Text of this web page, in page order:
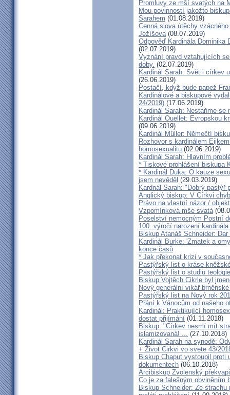
Promluvy ze mší svatých na
Mou povinností jakožto
Sarahem (01.08.2019)
Cenná slova útěchy
Ježíšova(08.07.2019)
Odpověď Kardinála Dominika
(02.07.2019)
Vyznání pravd vztahujících
doby. (02.07.2019)
Kardinál Sarah: Svět i církev
(26.06.2019)
Postačí, když bude papež
Kardinálové a biskupové
24/2019) (17.06.2019)
Kardinál Sarah: Nestaňme
Kardinál Ouellet: Evropskou
(09.06.2019)
Kardinál Müller: Němečtí
Rozhovor s kardinálem
homosexualitu (02.06.2019)
Kardinál Sarah: Hlavním
* Tiskové prohlášení biskupa
* Kardinál Duka: O kauze
jsem nevěděl (29.03.2019)
Kardnál Sarah: "Dobrý
Anglický biskup: V Církvi
Právo na vlastní názor /
Vzpomínková mše svatá
Poselství nemocným Postní
100. výročí narození
Biskup Atanáš Schneider:
Kardinál Burke: 'Zmatek a
konce časů
* Jak překonat krizi v
Pastýřský list o kráse
Pastýřský list o studiu teologie
Biskup Vojtěch Cikrle byl
Nový generální vikář
Pastýřský list na Nový rok
Přání k Vánocům od našeho
Kardinál: Praktikující
dostat přijímání (01.11.2018)
Biskup: "Církev nesmí mít
islamizovaná! ... (27.10.2018)
Kardinál Sarah na synodě:
+ Život Cirkvi vo svete 43/
Biskup Chaput vystoupil
dokumentech (06.10.2018)
Arcibiskup Zvolenský
Co je za falešným obviněním
Biskup Schneider: Ze